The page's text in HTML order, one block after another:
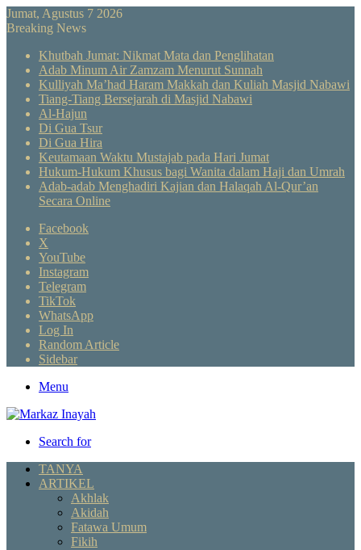
Jumat, Agustus 7 2026
Breaking News
Khutbah Jumat: Nikmat Mata dan Penglihatan
Adab Minum Air Zamzam Menurut Sunnah
Kulliyah Ma’had Haram Makkah dan Kuliah Masjid Nabawi
Tiang-Tiang Bersejarah di Masjid Nabawi
Al-Hajun
Di Gua Tsur
Di Gua Hira
Keutamaan Waktu Mustajab pada Hari Jumat
Hukum-Hukum Khusus bagi Wanita dalam Haji dan Umrah
Adab-adab Menghadiri Kajian dan Halaqah Al-Qur’an
Secara Online
Facebook
X
YouTube
Instagram
Telegram
TikTok
WhatsApp
Log In
Random Article
Sidebar
Menu
Search for
TANYA
ARTIKEL
Akhlak
Akidah
Fatawa Umum
Fikih